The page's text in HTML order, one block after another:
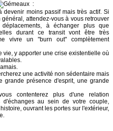
:
moins passif mais très actif. Si
attendez-vous à vous retrouver
à échanger plus que
durant ce transit vont être très
vivre un "burn out" complètement
vie, y apporter une crise existentielle où
une activité non sédentaire mais
présence d'esprit, une grande
contenterez plus d'une relation
d'échanges au sein de votre couple,
ouvrant les portes sur l'extérieur,